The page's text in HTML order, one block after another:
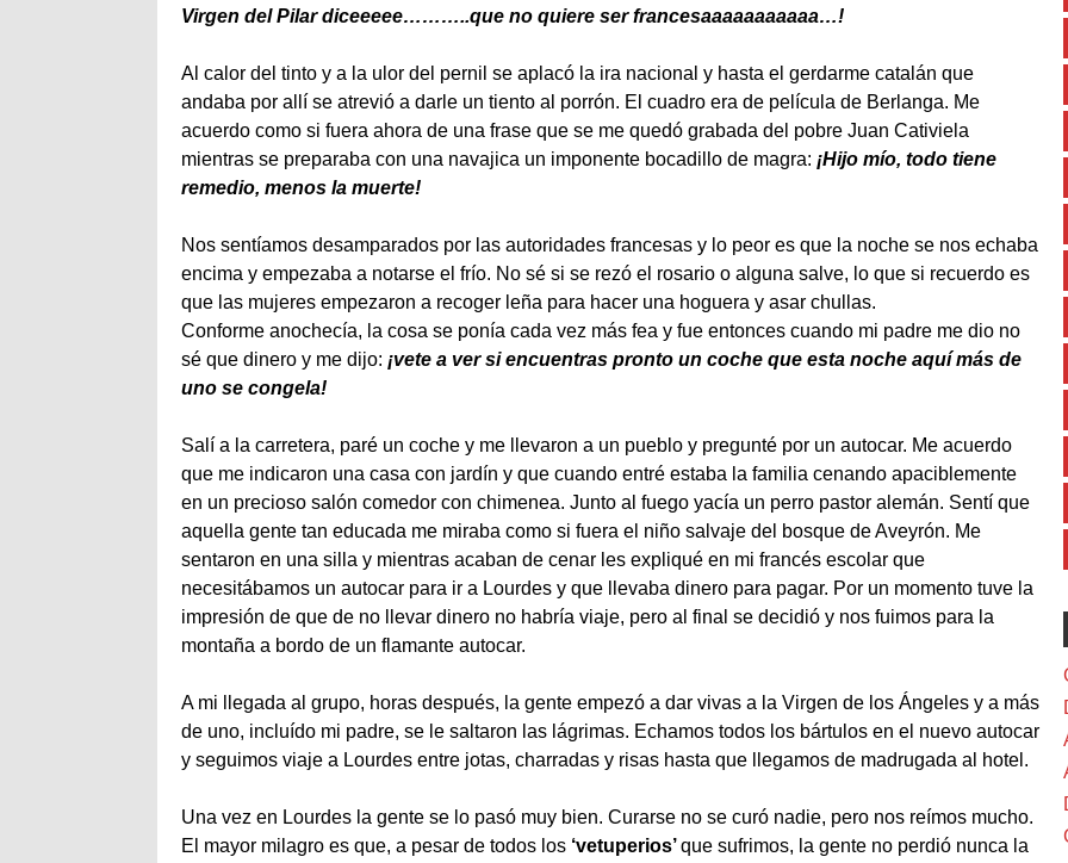
Virgen del Pilar diceeeee………..que no quiere ser francesaaaaaaaaaaa…!
Al calor del tinto y a la ulor del pernil se aplacó la ira nacional y hasta el gerdarme catalán que
andaba por allí se atrevió a darle un tiento al porrón. El cuadro era de película de Berlanga. Me
acuerdo como si fuera ahora de una frase que se me quedó grabada del pobre Juan Cativiela
mientras se preparaba con una navajica un imponente bocadillo de magra: ¡Hijo mío, todo tiene
remedio, menos la muerte!
Nos sentíamos desamparados por las autoridades francesas y lo peor es que la noche se nos echaba
encima y empezaba a notarse el frío. No sé si se rezó el rosario o alguna salve, lo que si recuerdo es
que las mujeres empezaron a recoger leña para hacer una hoguera y asar chullas.
Conforme anochecía, la cosa se ponía cada vez más fea y fue entonces cuando mi padre me dio no
sé que dinero y me dijo: ¡vete a ver si encuentras pronto un coche que esta noche aquí más de
uno se congela!
Salí a la carretera, paré un coche y me llevaron a un pueblo y pregunté por un autocar. Me acuerdo
que me indicaron una casa con jardín y que cuando entré estaba la familia cenando apaciblemente
en un precioso salón comedor con chimenea. Junto al fuego yacía un perro pastor alemán. Sentí que
aquella gente tan educada me miraba como si fuera el niño salvaje del bosque de Aveyrón. Me
sentaron en una silla y mientras acaban de cenar les expliqué en mi francés escolar que
necesitábamos un autocar para ir a Lourdes y que llevaba dinero para pagar. Por un momento tuve la
impresión de que de no llevar dinero no habría viaje, pero al final se decidió y nos fuimos para la
montaña a bordo de un flamante autocar.
A mi llegada al grupo, horas después, la gente empezó a dar vivas a la Virgen de los Ángeles y a más
de uno, incluído mi padre, se le saltaron las lágrimas. Echamos todos los bártulos en el nuevo autocar
y seguimos viaje a Lourdes entre jotas, charradas y risas hasta que llegamos de madrugada al hotel.
Una vez en Lourdes la gente se lo pasó muy bien. Curarse no se curó nadie, pero nos reímos mucho.
El mayor milagro es que, a pesar de todos los ‘vetuperios’que sufrimos, la gente no perdió nunca la